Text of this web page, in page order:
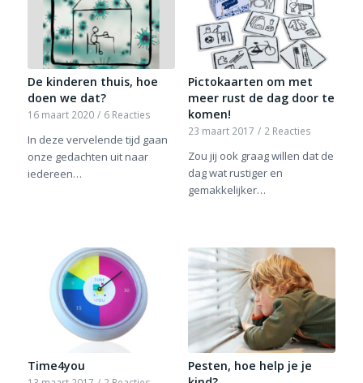
De kinderen thuis, hoe
doen we dat?
16 maart 2020 / 6 Reacties
In deze vervelende tijd gaan
onze gedachten uit naar
iedereen…
Pictokaarten om met
meer rust de dag door te
komen!
23 maart 2017 / 2 Reacties
Zou jij ook graag willen dat de
dag wat rustiger en
gemakkelijker…
Time4you
Pesten, hoe help je je